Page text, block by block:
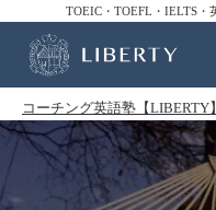
TOEIC・TOEFL・IELTS・
コーチング英語塾【LIBERTY